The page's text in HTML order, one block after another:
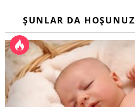
ŞUNLAR DA